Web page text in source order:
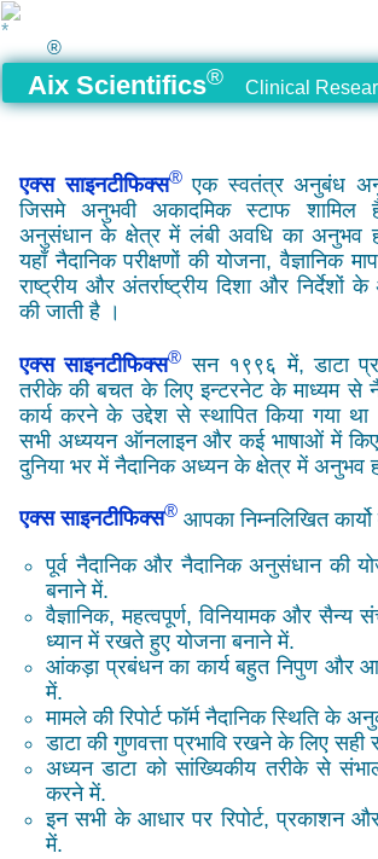
®
Aix Scientifics® Clinical
एक्स साइनटीफिक्स® एक स्वतंत्र अनुबंध
जिसमे अनुभवी अकादमिक स्टाफ शामिल
अनुसंधान के क्षेत्र में लंबी अवधि का अनुभव
यहाँ नैदानिक परीक्षणों की योजना, वैज्ञानिक
राष्ट्रीय और अंतर्राष्ट्रीय दिशा और निर्देशों
की जाती है ।
एक्स साइनटीफिक्स® सन १९९६ में, डाटा
तरीके की बचत के लिए इन्टरनेट के माध्यम से
कार्य करने के उद्देश से स्थापित किया गया
सभी अध्ययन ऑनलाइन और कई भाषाओं में
दुनिया भर में नैदानिक अध्यन के क्षेत्र में अनुभव
एक्स साइनटीफिक्स® आपका निम्नलिखित
पूर्व नैदानिक और नैदानिक अनुसंधान की
बनाने में.
वैज्ञानिक, महत्वपूर्ण, विनियामक और
ध्यान में रखते हुए योजना बनाने में.
आंकड़ा प्रबंधन का कार्य बहुत निपुण और
में.
मामले की रिपोर्ट फॉर्म नैदानिक स्थिति के
डाटा की गुणवत्ता प्रभावि रखने के लिए
अध्यन डाटा को सांख्यिकीय तरीके से
करने में.
इन सभी के आधार पर रिपोर्ट, प्रकाशन
में.